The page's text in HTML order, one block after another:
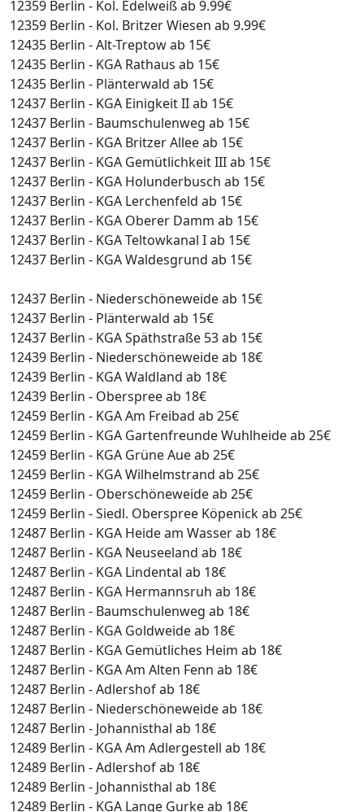
12359 Berlin - Kol. Edelweiß ab 9.99€
12359 Berlin - Kol. Britzer Wiesen ab 9.99€
12435 Berlin - Alt-Treptow ab 15€
12435 Berlin - KGA Rathaus ab 15€
12435 Berlin - Plänterwald ab 15€
12437 Berlin - KGA Einigkeit II ab 15€
12437 Berlin - Baumschulenweg ab 15€
12437 Berlin - KGA Britzer Allee ab 15€
12437 Berlin - KGA Gemütlichkeit III ab 15€
12437 Berlin - KGA Holunderbusch ab 15€
12437 Berlin - KGA Lerchenfeld ab 15€
12437 Berlin - KGA Oberer Damm ab 15€
12437 Berlin - KGA Teltowkanal I ab 15€
12437 Berlin - KGA Waldesgrund ab 15€
12437 Berlin - Niederschöneweide ab 15€
12437 Berlin - Plänterwald ab 15€
12437 Berlin - KGA Späthstraße 53 ab 15€
12439 Berlin - Niederschöneweide ab 18€
12439 Berlin - KGA Waldland ab 18€
12439 Berlin - Oberspree ab 18€
12459 Berlin - KGA Am Freibad ab 25€
12459 Berlin - KGA Gartenfreunde Wuhlheide ab 25€
12459 Berlin - KGA Grüne Aue ab 25€
12459 Berlin - KGA Wilhelmstrand ab 25€
12459 Berlin - Oberschöneweide ab 25€
12459 Berlin - Siedl. Oberspree Köpenick ab 25€
12487 Berlin - KGA Heide am Wasser ab 18€
12487 Berlin - KGA Neuseeland ab 18€
12487 Berlin - KGA Lindental ab 18€
12487 Berlin - KGA Hermannsruh ab 18€
12487 Berlin - Baumschulenweg ab 18€
12487 Berlin - KGA Goldweide ab 18€
12487 Berlin - KGA Gemütliches Heim ab 18€
12487 Berlin - KGA Am Alten Fenn ab 18€
12487 Berlin - Adlershof ab 18€
12487 Berlin - Niederschöneweide ab 18€
12487 Berlin - Johannisthal ab 18€
12489 Berlin - KGA Am Adlergestell ab 18€
12489 Berlin - Adlershof ab 18€
12489 Berlin - Johannisthal ab 18€
12489 Berlin - KGA Lange Gurke ab 18€